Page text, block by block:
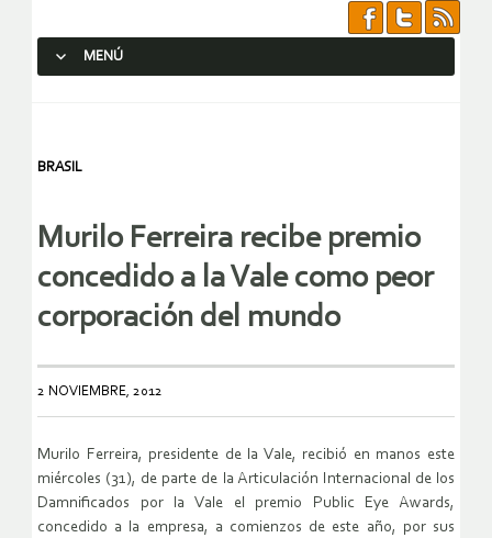
MENÚ
BRASIL
Murilo Ferreira recibe premio
concedido a la Vale como peor
corporación del mundo
2 NOVIEMBRE, 2012
Murilo Ferreira, presidente de la Vale, recibió en manos este
miércoles (31), de parte de la Articulación Internacional de los
Damnificados por la Vale el premio Public Eye Awards,
concedido a la empresa, a comienzos de este año, por sus